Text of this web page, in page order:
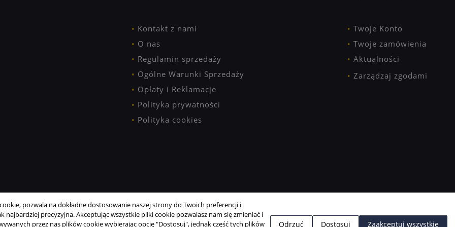
Kontakt z nami
O nas
Regulamin sprzedaży
Ogólne Warunki Sprzedaży
Opłaty i Reklamacje
Polityka prywatności
Polityka cookies
Twoje Konto
Twoje zamówienia
Aktualności
Zarządzaj zgodami
pozwala na dokładne dostosowanie naszej strony do Twoich preferencji i
najbardziej precyzyjna. Akceptując wszystkie pliki cookie pozwalasz nam się zmieniać i
przez nas plików cookie wybierając opcję "Dostosuj", jednak część tych plików
Odrzuć Dostosuj Zaakceptuj wszystkie